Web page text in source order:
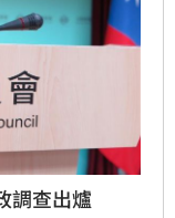
調查出爐